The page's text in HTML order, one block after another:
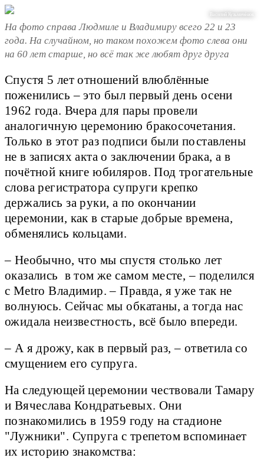
Василий Кузьмичёнок
На фото справа Людмиле и Владимиру всего 22 и 23
года. На случайном, но таком похожем фото слева они
на 60 лет старше, но всё так же любят друг друга
Спустя 5 лет отношений влюблённые
поженились – это был первый день осени
1962 года. Вчера для пары провели
аналогичную церемонию бракосочетания.
Только в этот раз подписи были поставлены
не в записях акта о заключении брака, а в
почётной книге юбиляров. Под трогательные
слова регистратора супруги крепко
держались за руки, а по окончании
церемонии, как в старые добрые времена,
обменялись кольцами.
– Необычно, что мы спустя столько лет
оказались в том же самом месте, – поделился
с Metro Владимир. – Правда, я уже так не
волнуюсь. Сейчас мы обкатаны, а тогда нас
ожидала неизвестность, всё было впереди.
– А я дрожу, как в первый раз, – ответила со
смущением его супруга.
На следующей церемонии чествовали Тамару
и Вячеслава Кондратьевых. Они
познакомились в 1959 году на стадионе
"Лужники". Супруга с трепетом вспоминает
их историю знакомства: